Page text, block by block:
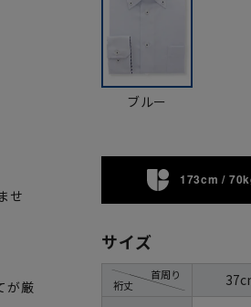
せ
が厳
ブルー
173cm /
サイズ
裄丈
首周り